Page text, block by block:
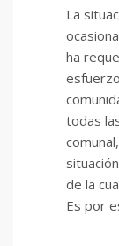
La
ha
todas
de la
Es por